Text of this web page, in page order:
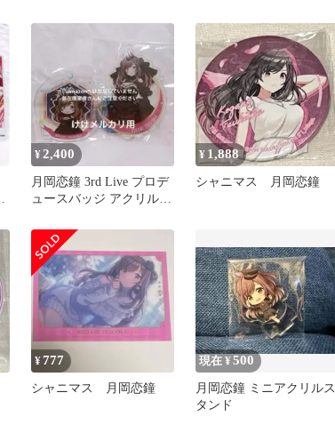
カ）
¥2,400
月岡恋鐘 3rd Live プロデ
ュースバッジ アクリルス
¥ 1,888
シャニマス 月岡恋鐘
¥777
シャニマス 月岡恋鐘
現在 ¥500
月岡恋鐘 ミニアクリルス
タンド